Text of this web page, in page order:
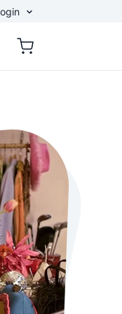
Kundenbereich
bei Google
bei Google
Werbung
auf anderen